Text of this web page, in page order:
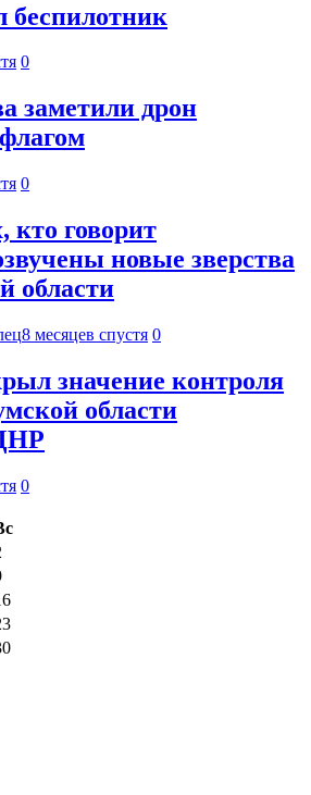
беспилотник
0
заметили дрон
0
кто говорит
новые зверства
области
8 месяцев спустя 0
значение контроля
области
0